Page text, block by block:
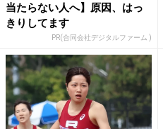
当たらない人へ】原因、はっ
きりしてます
PR(合同会社デジタルファーム )